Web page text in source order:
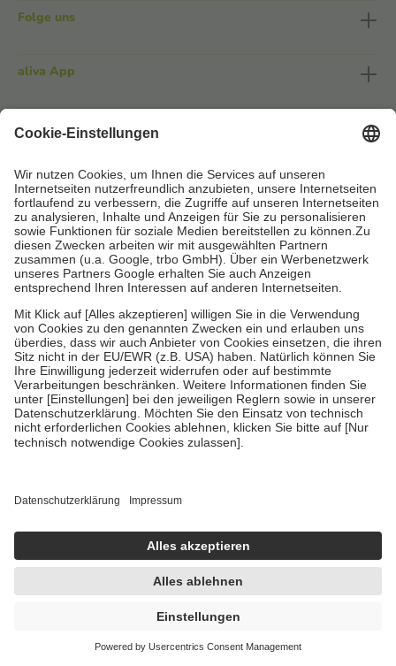
Folge uns
aliva App
Service
So geht's
Rechtliches
Widerruf erklären
Zu Risiken und Nebenwirkungen lesen Sie die Packungsbeilage
und fragen Sie Ihre Ärztin, Ihren Arzt oder in Ihrer Apotheke. AVP:
Üblicher Apothekenverkaufspreis berechnet nach der
Arzneimittelpreisverordnung. UVP: Unverbindliche
Preisempfehlung des Herstellers. Die angegebenen Preise
beinhalten die gesetzlich vorgeschriebene Mehrwertsteuer, ggf.
und Gratis-Beigaben nur solange der Vorrat reicht.
1Eine pharmazeutische Prüfung der Arzneimittel und sonstigen
Produkte in deinem Warenkorb beinhaltet die Durchführung von
Wechselwirkungschecks und die Prüfung etwaiger
Anwendungshinweise des Herstellers.
Etikett und Produktinformationen lesen.